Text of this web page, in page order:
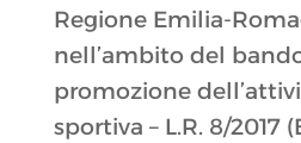
Regione Emilia-
nell’ambito del
promozione
sportiva – L.R. 8/2017